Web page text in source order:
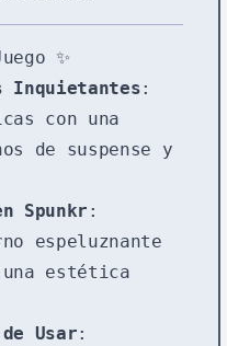
✨
Inquietantes:
con una
de suspense y
Spunkr :
espeluznante
estética
Usar: